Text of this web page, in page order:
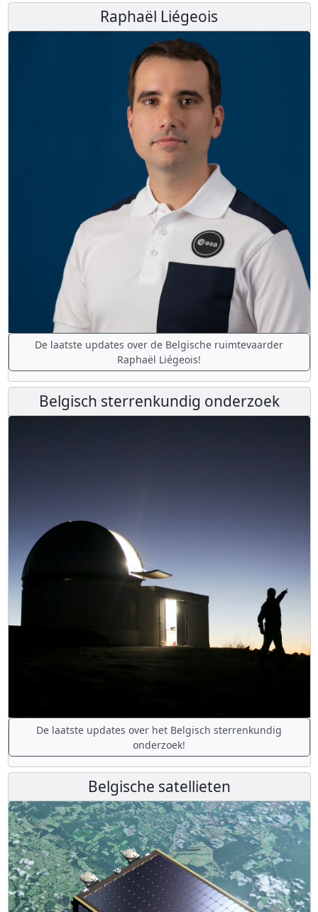
Raphaël Liégeois
De laatste updates over de Belgische ruimtevaarder
Raphaël Liégeois!
Belgisch sterrenkundig onderzoek
De laatste updates over het Belgisch sterrenkundig
onderzoek!
Belgische satellieten